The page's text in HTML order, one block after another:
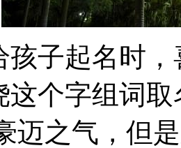
孩子起名时
这个字组词
迈之气，但